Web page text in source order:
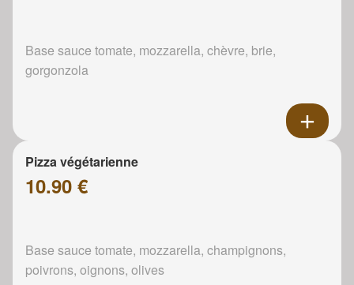
Base sauce tomate, mozzarella, chèvre, brie,
gorgonzola
Pizza végétarienne
10.90 €
Base sauce tomate, mozzarella, champignons,
poivrons, oignons, olives